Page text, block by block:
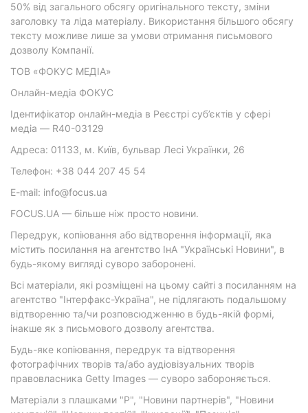
50% від загального обсягу оригінального тексту, зміни
заголовку та ліда матеріалу. Використання більшого обсягу
тексту можливе лише за умови отримання письмового
дозволу Компанії.
ТОВ «ФОКУС МЕДІА»
Онлайн-медіа ФОКУС
Ідентифікатор онлайн-медіа в Реєстрі суб’єктів у сфері
медіа — R40-03129
Адреса: 01133, м. Київ, бульвар Лесі Українки, 26
Телефон: +38 044 207 45 54
E-mail: info@focus.ua
FOCUS.UA — більше ніж просто новини.
Передрук, копіювання або відтворення інформації, яка
містить посилання на агентство ІнА "Українські Новини", в
будь-якому вигляді суворо заборонені.
Всі матеріали, які розміщені на цьому сайті з посиланням на
агентство "Інтерфакс-Україна", не підлягають подальшому
відтворенню та/чи розповсюдженню в будь-якій формі,
інакше як з письмового дозволу агентства.
Будь-яке копіювання, передрук та відтворення
фотографічних творів та/або аудіовізуальних творів
правовласника Getty Images — суворо забороняється.
Матеріали з плашками "Р", "Новини партнерів", "Новини